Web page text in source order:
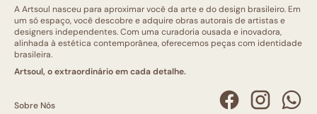
A Artsoul nasceu para aproximar você da arte e do design brasileiro. Em
um só espaço, você descobre e adquire obras autorais de artistas e
designers independentes. Com uma curadoria ousada e inovadora,
alinhada à estética contemporânea, oferecemos peças com identidade
brasileira.
Artsoul, o extraordinário em cada detalhe.
Sobre Nós